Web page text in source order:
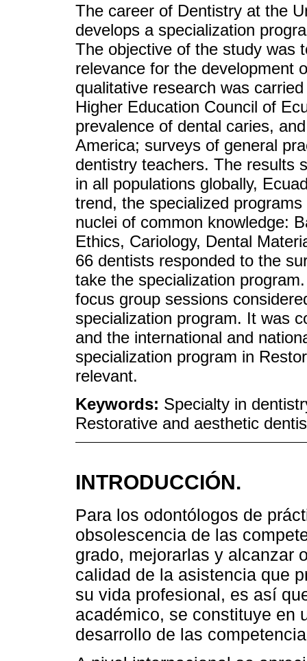
The career of Dentistry at the
develops a specialization
The objective of the study was
relevance for the development
qualitative research was
Higher Education Council of
prevalence of dental caries,
America; surveys of general
dentistry teachers. The results
in all populations globally,
trend, the specialized
nuclei of common knowledge:
Ethics, Cariology, Dental
66 dentists responded to the
take the specialization
focus group sessions
specialization program. It was
and the international and
specialization program in
relevant.
Keywords: Specialty in
Restorative and aesthetic
INTRODUCCIÓN.
Para los odontólogos de
obsolescencia de las
grado, mejorarlas y alcanzar
calidad de la asistencia que
su vida profesional, es así
académico, se constituye en
desarrollo de las